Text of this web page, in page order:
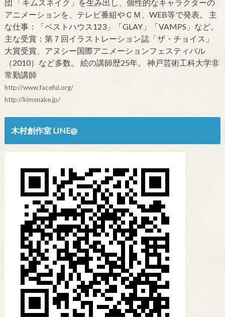
団 「キムスネイク」を生み出し、個性的なキャラクターの
アニメーションを、テレビ番組やＣＭ、WEB等で発表。 主
な仕事：「ベストハウス123」「GLAY」「VAMPS」など。
主な受賞：第７回イラストレーション誌「ザ・チョイス」
大賞受賞、アヌシー国際アニメーションフェスティバル
（2010）など多数。 絵の講師歴25年。 神戸芸術工科大学非
常勤講師
http://www.faceful.org/
http://kimsnake.jp/
木村創作室 LINE@